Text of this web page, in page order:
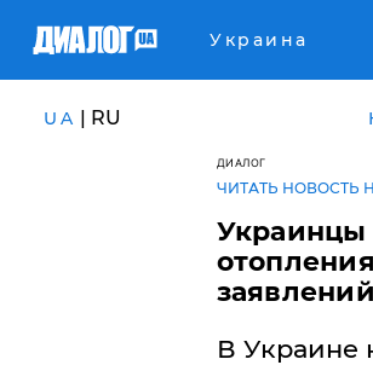
Украина
UA | RU
ДИАЛОГ
ЧИТАТЬ НОВОСТЬ
Украинцы
заявлений
В Украине